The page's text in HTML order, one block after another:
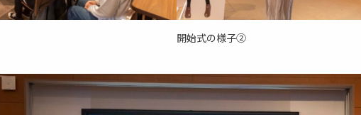
開始式の様子②